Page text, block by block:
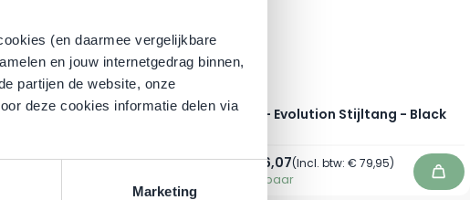
(en daarmee vergelijkbare
en jouw internetgedrag binnen,
partijen de website, onze
deze cookies informatie delen via
Marketing
Stijltang - Zwart
btw:€ 22,46)
Max Pro - Evolution Stijltang - Black
Speciale prijs
€ 66,07
Normale prijs
€ 74,34 (Incl. btw: € 79,95)
Direct leverbaar In